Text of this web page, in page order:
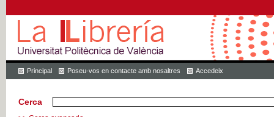
Principal Poseu-vos en contacte amb nosaltres Accedeix
Cerca